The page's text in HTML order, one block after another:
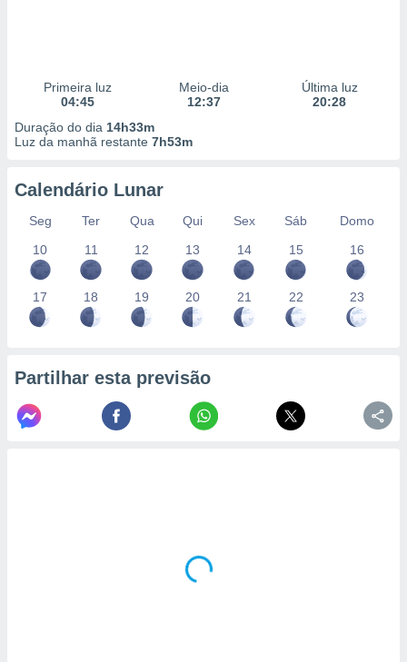
Primeira luz
04:45
Meio-dia
12:37
Última luz
20:28
Duração do dia 14h33m
Luz da manhã restante 7h53m
Calendário Lunar
Seg Ter Qua Qui Sex Sáb
Domo
10
11 12 13 14 15 16
17 18 19 20 21 22 23
Partilhar esta previsão